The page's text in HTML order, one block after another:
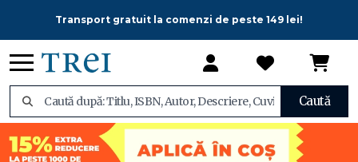
Transport gratuit la comenzi de peste 149 lei!
Caută